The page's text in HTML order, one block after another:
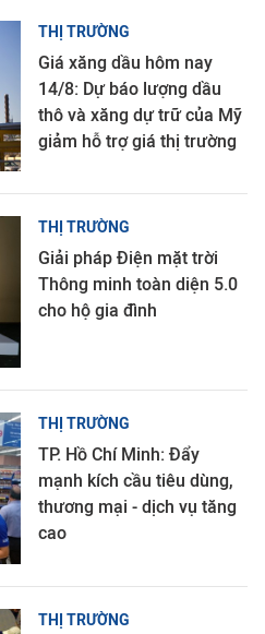
THỊ TRƯỜNG
Giá xăng dầu hôm nay
14/8: Dự báo lượng dầu
thô và xăng dự trữ của Mỹ
giảm hỗ trợ giá thị trường
THỊ TRƯỜNG
Giải pháp Điện mặt trời
Thông minh toàn diện 5.0
cho hộ gia đình
THỊ TRƯỜNG
TP. Hồ Chí Minh: Đẩy
mạnh kích cầu tiêu dùng,
thương mại - dịch vụ tăng
cao
THỊ TRƯỜNG